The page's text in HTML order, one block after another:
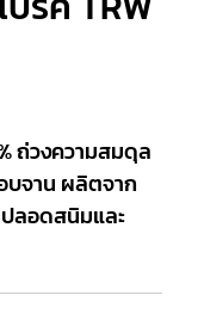
ถ่วงความสมดุล
บจาน ผลิตจาก
ลอดสนิมและ